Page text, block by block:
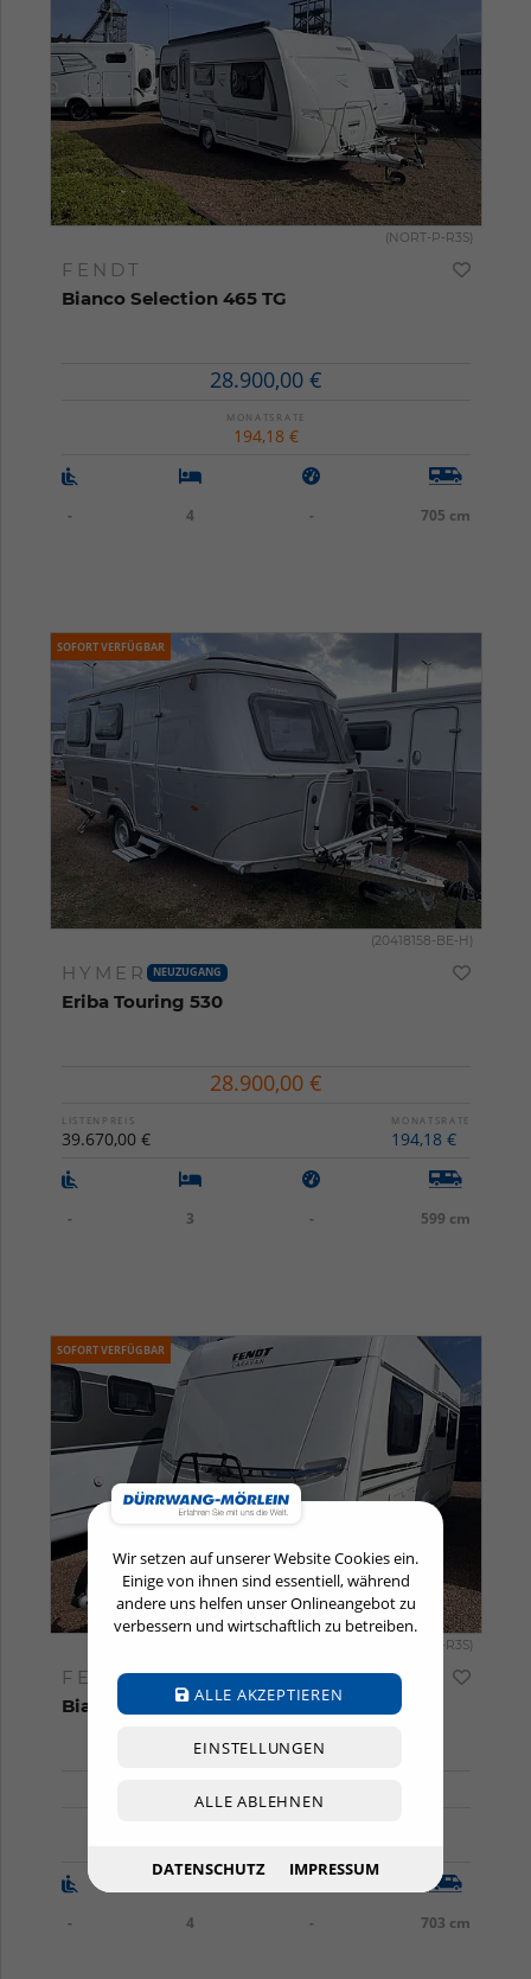
Wir setzen auf unserer Website Cookies ein.
Einige von ihnen sind essentiell, während
andere uns helfen unser Onlineangebot zu
verbessern und wirtschaftlich zu betreiben.
ALLE AKZEPTIEREN
EINSTELLUNGEN
ALLE ABLEHNEN
DATENSCHUTZ IMPRESSUM
FENDT
Bianco Selection 465 TG
(NORT-P-R3S)
28.900,00 €
MONATSRATE
194,18 €
- 4 - 705 cm
SOFORT VERFÜGBAR
HYMER NEUZUGANG
Eriba Touring 530
(20418158-BE-H)
28.900,00 €
LISTENPREIS
39.670,00 €
MONATSRATE
194,18 €
- 3 - 599 cm
SOFORT VERFÜGBAR
FENDT
Bianco Selection 465 SFB
(HUM-BE-R3S)
- 4 - 703 cm